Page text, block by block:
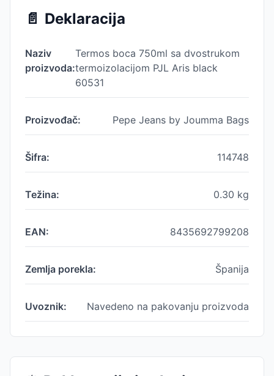
📄 Deklaracija
Naziv
proizvoda:
Termos boca 750ml sa dvostrukom
termoizolacijom PJL Aris black
60531
Proizvođač: Pepe Jeans by Joumma Bags
Šifra: 114748
Težina: 0.30 kg
EAN: 8435692799208
Zemlja porekla: Španija
Uvoznik: Navedeno na pakovanju proizvoda